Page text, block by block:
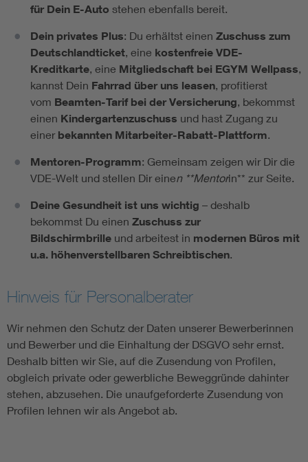
für Dein E-Auto stehen ebenfalls bereit.
Dein privates Plus: Du erhältst einen Zuschuss zum
Deutschlandticket, eine kostenfreie VDE-
Kreditkarte, eine Mitgliedschaft bei EGYM Wellpass,
kannst Dein Fahrrad über uns leasen, profitierst
vom Beamten-Tarif bei der Versicherung, bekommst
einen Kindergartenzuschuss und hast Zugang zu
einer bekannten Mitarbeiter-Rabatt-Plattform.
Mentoren-Programm: Gemeinsam zeigen wir Dir die
VDE-Welt und stellen Dir einen **Mentorin** zur Seite.
Deine Gesundheit ist uns wichtig – deshalb
bekommst Du einen Zuschuss zur
Bildschirmbrille und arbeitest in modernen Büros mit
u.a. höhenverstellbaren Schreibtischen.
Hinweis für Personalberater
Wir nehmen den Schutz der Daten unserer Bewerberinnen
und Bewerber und die Einhaltung der DSGVO sehr ernst.
Deshalb bitten wir Sie, auf die Zusendung von Profilen,
obgleich private oder gewerbliche Beweggründe dahinter
stehen, abzusehen. Die unaufgeforderte Zusendung von
Profilen lehnen wir als Angebot ab.